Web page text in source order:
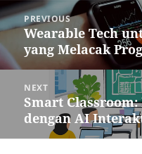
Post
navigation
PREVIOUS
Previous
post:
Wearable Tech
yang Melacak
NEXT
Next
post:
Smart
dengan AI